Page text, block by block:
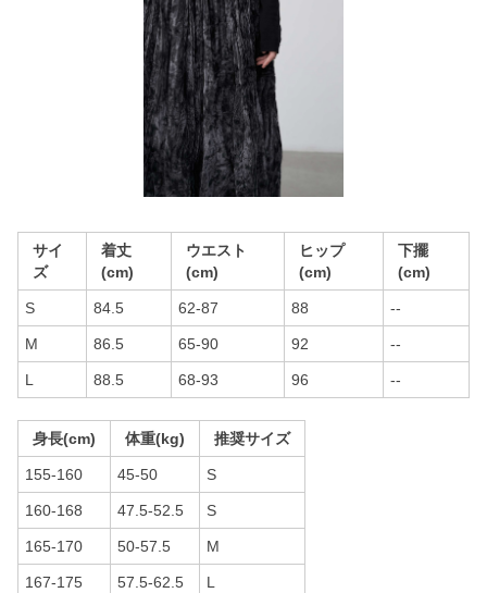
サイ
ズ
着丈
(cm)
ウエスト
(cm)
ヒップ
(cm)
下擺
(cm)
S 84.5 62-87 88 --
M 86.5 65-90 92 --
L 88.5 68-93 96 --
身長(cm) 体重(kg) 推奨サイズ
155-160 45-50 S
160-168 47.5-52.5 S
165-170 50-57.5 M
167-175 57.5-62.5 L